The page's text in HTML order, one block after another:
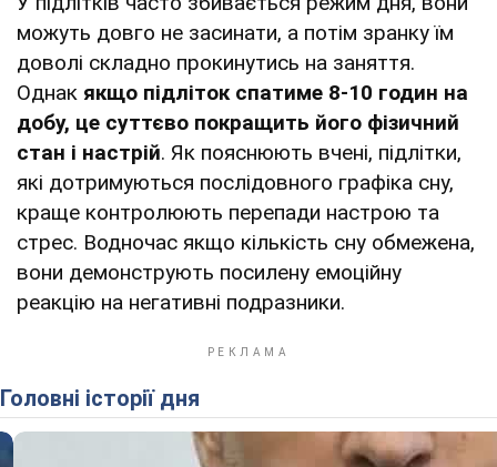
можуть довго не засинати, а потім зранку їм
доволі складно прокинутись на заняття.
Однак якщо підліток спатиме 8-10 годин на
добу, це суттєво покращить його фізичний
стан і настрій. Як пояснюють вчені, підлітки,
які дотримуються послідовного графіка сну,
краще контролюють перепади настрою та
стрес. Водночас якщо кількість сну обмежена,
вони демонструють посилену емоційну
реакцію на негативні подразники.
Головні історії дня